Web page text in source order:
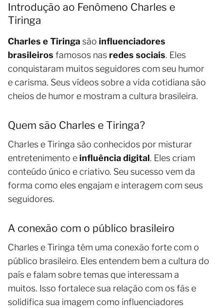
Introdução ao Fenômeno Charles e
Tiringa
Charles e Tiringasão influenciadores
brasileiros famosos nas redes sociais. Eles
conquistaram muitos seguidores com seu humor
e carisma. Seus vídeos sobre a vida cotidiana são
cheios de humor e mostram a cultura brasileira.
Quem são Charles e Tiringa?
Charles e Tiringa são conhecidos por misturar
entretenimento e influência digital. Eles criam
conteúdo único e criativo. Seu sucesso vem da
forma como eles engajam e interagem com seus
seguidores.
A conexão com o público brasileiro
Charles e Tiringa têm uma conexão forte com o
público brasileiro. Eles entendem bem a cultura do
país e falam sobre temas que interessam a
muitos. Isso fortalece sua relação com os fãs e
solidifica sua imagem como influenciadores